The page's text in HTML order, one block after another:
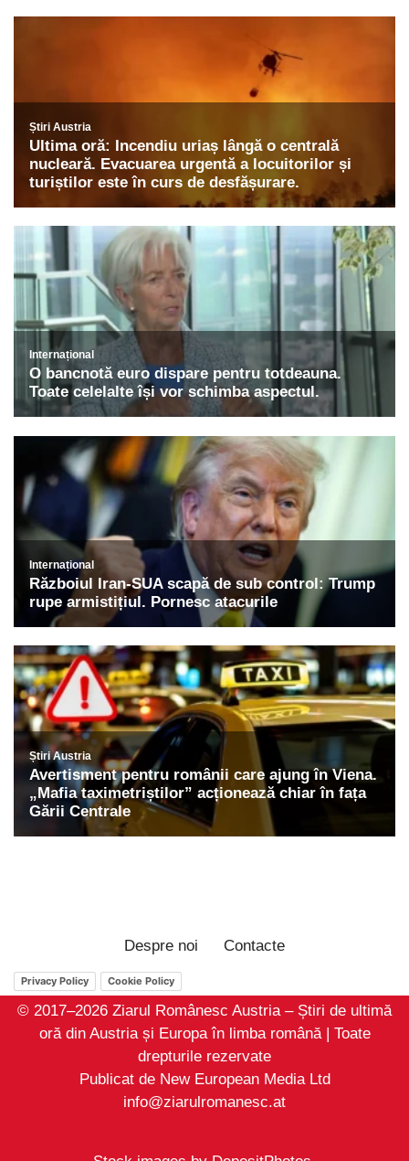
Despre noi Contacte
Privacy Policy Cookie Policy
© 2017–2026 Ziarul Românesc Austria – Știri de ultimă
oră din Austria și Europa în limba română | Toate
drepturile rezervate
Publicat de New European Media Ltd
info@ziarulromanesc.at